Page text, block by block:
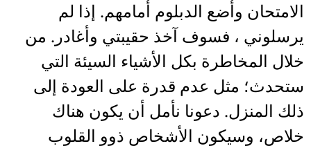
الامتحان وأضع الدبلوم أمامهم. إذا لم
يرسلوني ، فسوف آخذ حقيبتي وأغادر. من
خلال المخاطرة بكل الأشياء السيئة التي
ستحدث؛ مثل عدم قدرة على العودة إلى
ذلك المنزل. دعونا نأمل أن يكون هناك
خلاص، وسيكون الأشخاص ذوو القلوب